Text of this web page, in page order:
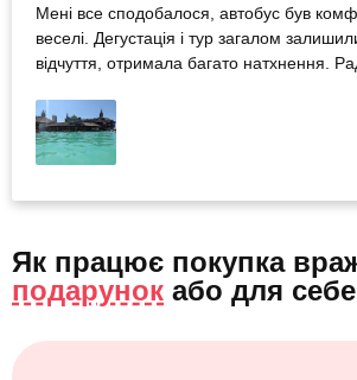
Мені все сподобалося, автобус був
веселі. Дегустація і тур загалом
відчуття, отримала багато натхнення.
Як працює покупка
подарунок або для себе